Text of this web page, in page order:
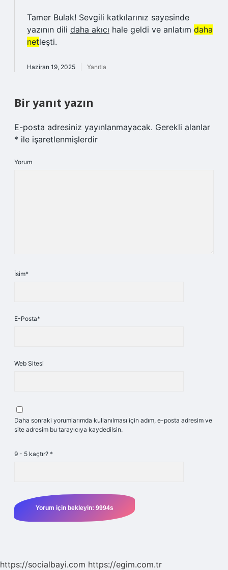
Tamer Bulak! Sevgili katkılarınız sayesinde
yazının dili daha akıcı hale geldi ve anlatım daha
netleşti.
Haziran 19, 2025 Yanıtla
Bir yanıt yazın
E-posta adresiniz yayınlanmayacak. Gerekli alanlar
* ile işaretlenmişlerdir
Yorum
İsim*
E-Posta*
Web Sitesi
Daha sonraki yorumlarımda kullanılması için adım, e-posta adresim ve
site adresim bu tarayıcıya kaydedilsin.
9 - 5 kaçtır? *
https://socialbayi.com https://egim.com.tr